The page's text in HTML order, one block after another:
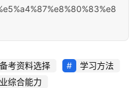
备考资料选择
学习方法
综合能力